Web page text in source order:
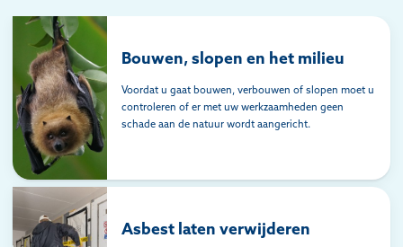
Bouwen, slopen en het milieu
Voordat u gaat bouwen, verbouwen of slopen moet u
controleren of er met uw werkzaamheden geen
schade aan de natuur wordt aangericht.
Asbest laten verwijderen